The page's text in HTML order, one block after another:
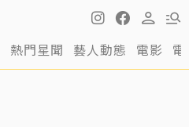
熱門星聞 藝人動態 電影